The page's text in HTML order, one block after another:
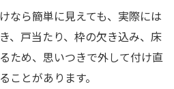
なら簡単に見えても、実際には
、戸当たり、枠の欠き込み、床
ため、思いつきで外して付け直
ことがあります。